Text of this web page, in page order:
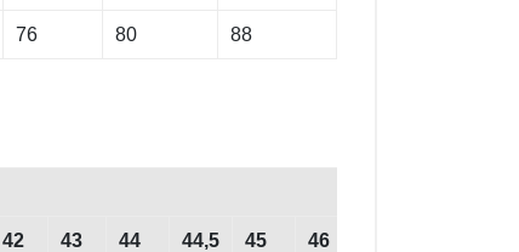
76 80 88
42 43 44 44,5 45 46